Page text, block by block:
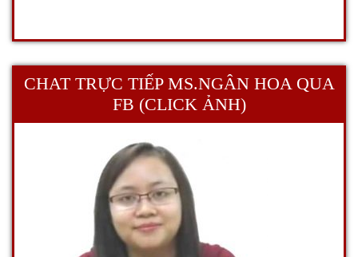
CHAT TRỰC TIẾP MS.NGÂN HOA QUA
FB (CLICK ẢNH)